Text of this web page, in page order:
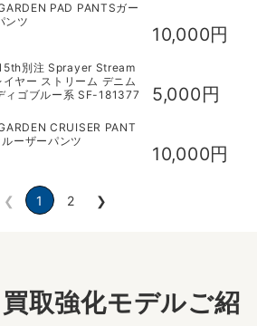
PAD PANTSガー
ンツ
10,000円
別注 Sprayer Stream
ヤー ストリーム デニム
ィゴブルー系 SF-181377
5,000円
CRUISER PANT
ーザーパンツ
10,000円
❮ 1 2 ❯
取強化モデルご紹